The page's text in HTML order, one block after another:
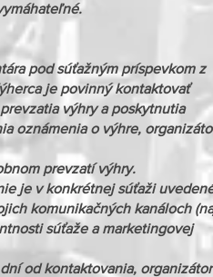
pod súťažným príspevkom z
je povinný kontaktovať
výhry a poskytnutia
oznámenia o výhre,
prevzatí výhry.
je v konkrétnej súťaži
komunikačných kanáloch
súťaže a marketingovej
od kontaktovania,